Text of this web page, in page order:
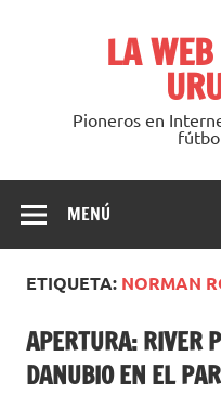
LA
Pioneros en
MENÚ
ETIQUETA: NORMAN
APERTURA: RIVER
DANUBIO EN EL